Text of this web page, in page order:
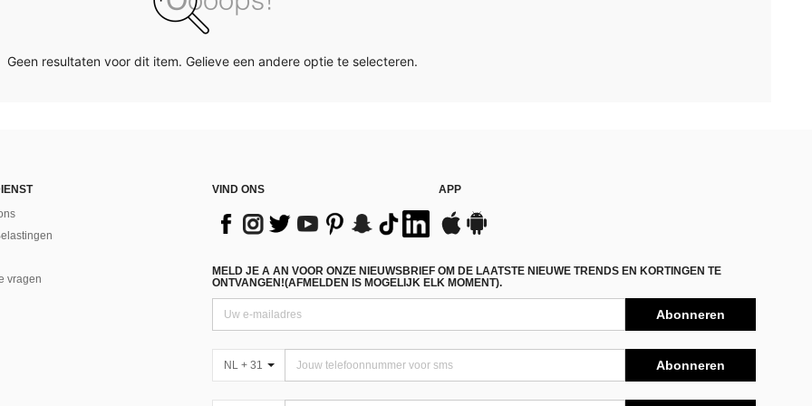
Geen resultaten voor dit item. Gelieve een andere optie te selecteren.
vragen
VIND ONS APP
MELD JE A AN VOOR ONZE NIEUWSBRIEF OM DE LAATSTE NIEUWE TRENDS EN KORTINGEN TE
ONTVANGEN!(AFMELDEN IS MOGELIJK ELK MOMENT).
Abonneren
NL + 31 Abonneren